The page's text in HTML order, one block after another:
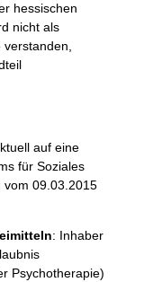
hessischen
nicht als
verstanden,
auf eine
für Soziales
vom 09.03.2015
: Inhaber
Psychotherapie)